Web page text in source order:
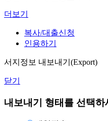
더보기
복사/대출신청
인용하기
서지정보 내보내기(Export)
닫기
내보내기 형태를 선택하